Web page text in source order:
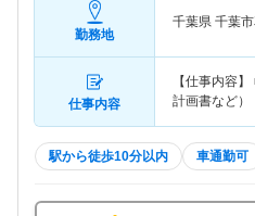
勤務地
千葉県 千葉
仕事内容
【仕事内容
計画書など）
駅から徒歩10分以内 車通勤可